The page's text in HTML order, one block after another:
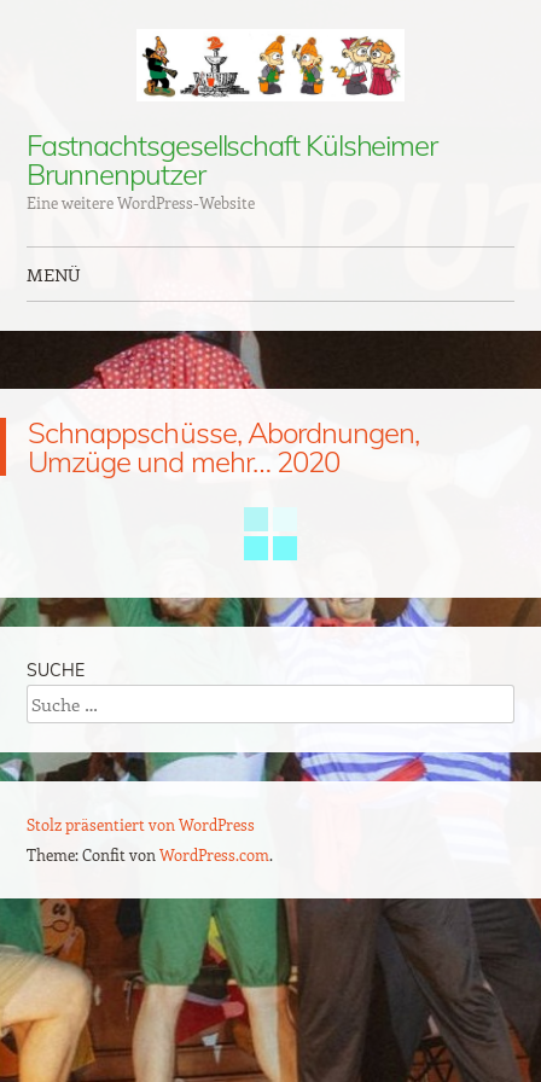
Fastnachtsgesellschaft Külsheimer
Brunnenputzer
Eine weitere WordPress-Website
MENÜ
Schnappschüsse, Abordnungen,
Umzüge und mehr… 2020
SUCHE
Suche
Stolz präsentiert von WordPress
Theme: Confit von WordPress.com.